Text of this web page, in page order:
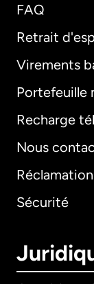
FAQ
Retrait
Virements
Portefeuille
Recharge
Nous
Sécurité